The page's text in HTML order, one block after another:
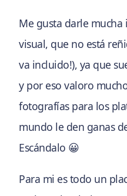
Me gusta darle
visual, que no está
va incluido!), ya que
y por eso valoro
fotografías para los
mundo le den ganas
Escándalo 😀
Para mi es todo un